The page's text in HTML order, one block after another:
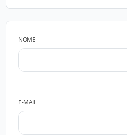
NOME
E-MAIL